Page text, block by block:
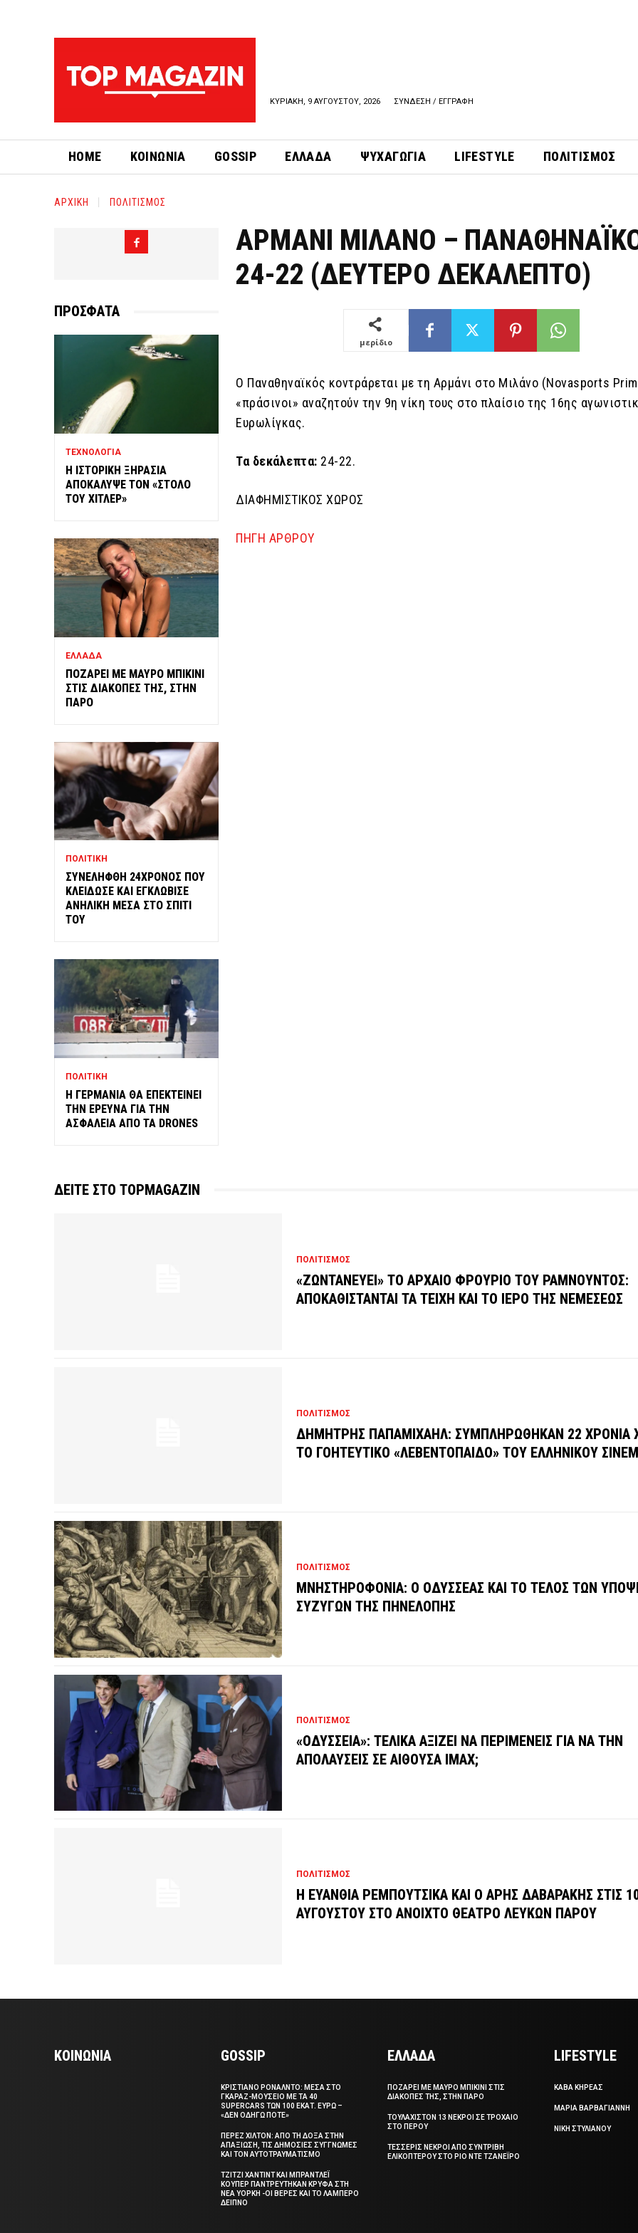
ΚΥΡΙΑΚΗ, 9 ΑΥΓΟΥΣΤΟΥ, 2026 ΣΥΝΔΕΣΗ / ΕΓΓΡΑΦΗ
HOME ΚΟΙΝΩΝΙΑ GOSSIP ΕΛΛΑΔΑ ΨΥΧΑΓΩΓΙΑ LIFESTYLE ΠΟΛΙΤΙΣΜΟΣ
ΑΡΧΙΚΗ ΠΟΛΙΤΙΣΜΟΣ
ΠΡΟΣΦΑΤΑ
ΤΕΧΝΟΛΟΓΙΑ
Η ΙΣΤΟΡΙΚΗ ΞΗΡΑΣΙΑ
ΑΠΟΚΑΛΥΨΕ ΤΟΝ «ΣΤΟΛΟ
ΤΟΥ ΧΙΤΛΕΡ»
ΕΛΛΑΔΑ
ΠΟΖΑΡΕΙ ΜΕ ΜΑΥΡΟ ΜΠΙΚΙΝΙ
ΣΤΙΣ ΔΙΑΚΟΠΕΣ ΤΗΣ, ΣΤΗΝ
ΠΑΡΟ
ΠΟΛΙΤΙΚΗ
ΣΥΝΕΛΗΦΘΗ 24ΧΡΟΝΟΣ ΠΟΥ
ΚΛΕΙΔΩΣΕ ΚΑΙ ΕΓΚΛΩΒΙΣΕ
ΑΝΗΛΙΚΗ ΜΕΣΑ ΣΤΟ ΣΠΙΤΙ
ΤΟΥ
ΠΟΛΙΤΙΚΗ
Η ΓΕΡΜΑΝΙΑ ΘΑ ΕΠΕΚΤΕΙΝΕΙ
ΤΗΝ ΕΡΕΥΝΑ ΓΙΑ ΤΗΝ
ΑΣΦΑΛΕΙΑ ΑΠΟ ΤΑ DRONES
ΑΡΜΑΝΙ ΜΙΛΑΝΟ –
24-22 (ΔΕΥΤΕΡΟ ΔΕΚΑΛΕΠΤΟ)
μερίδιο
Ο Παναθηναϊκός κοντράρεται με τη Αρμάνι στο Μιλάνο (Novasports
«πράσινοι» αναζητούν την 9η νίκη τους στο πλαίσιο της 16ης
Ευρωλίγκας.
Τα δεκάλεπτα: 24-22.
ΔΙΑΦΗΜΙΣΤΙΚΟΣ ΧΩΡΟΣ
ΠΗΓΗ ΑΡΘΡΟΥ
ΔΕΙΤΕ ΣΤΟ TOPMAGAZIN
ΠΟΛΙΤΙΣΜΟΣ
«ΖΩΝΤΑΝΕΥΕΙ» ΤΟ ΑΡΧΑΙΟ ΦΡΟΥΡΙΟ ΤΟΥ ΡΑΜΝΟΥΝΤΟΣ:
ΑΠΟΚΑΘΙΣΤΑΝΤΑΙ ΤΑ ΤΕΙΧΗ ΚΑΙ ΤΟ ΙΕΡΟ ΤΗΣ ΝΕΜΕΣΕΩΣ
ΠΟΛΙΤΙΣΜΟΣ
ΔΗΜΗΤΡΗΣ ΠΑΠΑΜΙΧΑΗΛ: ΣΥΜΠΛΗΡΩΘΗΚΑΝ 22 ΧΡΟΝΙΑ
ΤΟ ΓΟΗΤΕΥΤΙΚΟ «ΛΕΒΕΝΤΟΠΑΙΔΟ» ΤΟΥ ΕΛΛΗΝΙΚΟΥ
ΠΟΛΙΤΙΣΜΟΣ
ΜΝΗΣΤΗΡΟΦΟΝΙΑ: Ο ΟΔΥΣΣΕΑΣ ΚΑΙ ΤΟ ΤΕΛΟΣ ΤΩΝ
ΣΥΖΥΓΩΝ ΤΗΣ ΠΗΝΕΛΟΠΗΣ
ΠΟΛΙΤΙΣΜΟΣ
«ΟΔΥΣΣΕΙΑ»: ΤΕΛΙΚΑ ΑΞΙΖΕΙ ΝΑ ΠΕΡΙΜΕΝΕΙΣ ΓΙΑ ΝΑ ΤΗΝ
ΑΠΟΛΑΥΣΕΙΣ ΣΕ ΑΙΘΟΥΣΑ IMAX;
ΠΟΛΙΤΙΣΜΟΣ
Η ΕΥΑΝΘΙΑ ΡΕΜΠΟΥΤΣΙΚΑ ΚΑΙ Ο ΑΡΗΣ ΔΑΒΑΡΑΚΗΣ ΣΤΙΣ
ΑΥΓΟΥΣΤΟΥ ΣΤΟ ΑΝΟΙΧΤΟ ΘΕΑΤΡΟ ΛΕΥΚΩΝ ΠΑΡΟΥ
ΚΟΙΝΩΝΙΑ GOSSIP
ΚΡΙΣΤΙΑΝΟ ΡΟΝΑΛΝΤΟ: ΜΕΣΑ ΣΤΟ
ΓΚΑΡΑΖ-ΜΟΥΣΕΙΟ ΜΕ ΤΑ 40
SUPERCARS ΤΩΝ 100 ΕΚΑΤ. ΕΥΡΩ –
«ΔΕΝ ΟΔΗΓΩ ΠΟΤΕ»
ΠΕΡΕΖ ΧΙΛΤΟΝ: ΑΠΟ ΤΗ ΔΟΞΑ ΣΤΗΝ
ΑΠΑΞΙΩΣΗ, ΤΙΣ ΔΗΜΟΣΙΕΣ ΣΥΓΓΝΩΜΕΣ
ΚΑΙ ΤΟΝ ΑΥΤΟΤΡΑΥΜΑΤΙΣΜΟ
ΤΖΙΤΖΙ ΧΑΝΤΙΝΤ ΚΑΙ ΜΠΡΑΝΤΛΕΪ
ΚΟΥΠΕΡ ΠΑΝΤΡΕΥΤΗΚΑΝ ΚΡΥΦΑ ΣΤΗ
ΝΕΑ ΥΟΡΚΗ -ΟΙ ΒΕΡΕΣ ΚΑΙ ΤΟ ΛΑΜΠΕΡΟ
ΔΕΙΠΝΟ
ΕΛΛΑΔΑ
ΠΟΖΑΡΕΙ ΜΕ ΜΑΥΡΟ ΜΠΙΚΙΝΙ ΣΤΙΣ
ΔΙΑΚΟΠΕΣ ΤΗΣ, ΣΤΗΝ ΠΑΡΟ
ΤΟΥΛΑΧΙΣΤΟΝ 13 ΝΕΚΡΟΙ ΣΕ ΤΡΟΧΑΙΟ
ΣΤΟ ΠΕΡΟΥ
ΤΕΣΣΕΡΙΣ ΝΕΚΡΟΙ ΑΠΟ ΣΥΝΤΡΙΒΗ
ΕΛΙΚΟΠΤΕΡΟΥ ΣΤΟ ΡΙΟ ΝΤΕ ΤΖΑΝΕΪΡΟ
LIFESTYLE
ΚΑΒΑ ΚΗΡΕΑΣ
ΜΑΡΙΑ ΒΑΡΒΑΓΙΑΝΝΗ
ΝΙΚΗ ΣΤΥΛΙΑΝΟΥ